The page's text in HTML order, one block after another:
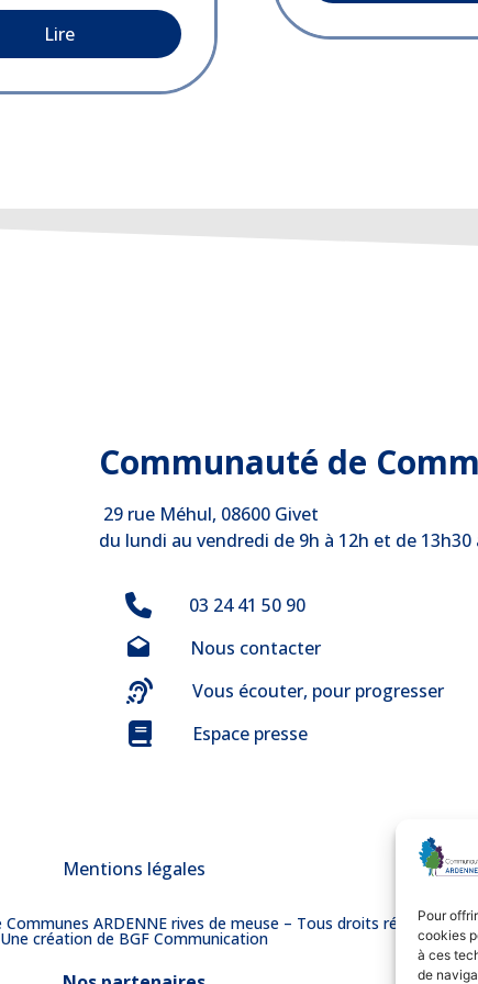
Pour
cookies
à ces
de
Lire
Communauté de
29 rue Méhul, 08600 Givet
du lundi au vendredi de 9h à 12h et de 13h30
03 24 41 50 90
Nous contacter
Vous écouter, pour progresser
Espace presse
Mentions légales
ARDENNE rives de meuse – Tous droits réservés
Une création de BGF Communication